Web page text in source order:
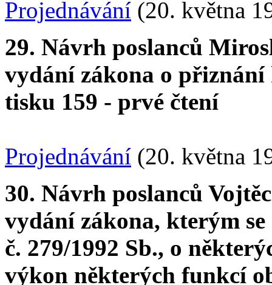
Projednávání (20. května
29. Návrh poslanců
vydání zákona o
tisku 159 - prvé čtení
Projednávání (20. května
30. Návrh poslanců
vydání zákona, kterým
č. 279/1992 Sb., o
výkon některých funkcí